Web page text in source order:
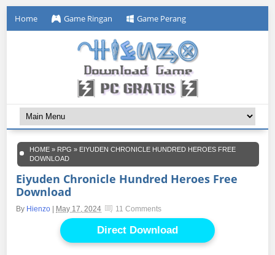
Home Game Ringan Game Perang
HOME » RPG » EIYUDEN CHRONICLE HUNDRED HEROES FREE
DOWNLOAD
Eiyuden Chronicle Hundred Heroes Free
Download
By Hienzo May 17, 2024 11 Comments
Direct Download